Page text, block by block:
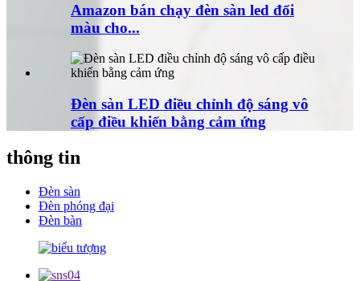
Amazon bán chạy đèn sàn led đổi
màu cho...
Đèn sàn LED điều chỉnh độ sáng vô
cấp điều khiển bằng cảm ứng
thông tin
Đèn sàn
Đèn phóng đại
Đèn bàn